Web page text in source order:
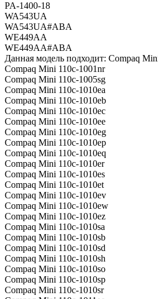
PA-1400-18
WA543UA
WA543UA#ABA
WE449AA
WE449AA#ABA
Данная модель подходит: Compaq
Compaq Mini 110c-1001nr
Compaq Mini 110c-1005sg
Compaq Mini 110c-1010ea
Compaq Mini 110c-1010eb
Compaq Mini 110c-1010ec
Compaq Mini 110c-1010ee
Compaq Mini 110c-1010eg
Compaq Mini 110c-1010ep
Compaq Mini 110c-1010eq
Compaq Mini 110c-1010er
Compaq Mini 110c-1010es
Compaq Mini 110c-1010et
Compaq Mini 110c-1010ev
Compaq Mini 110c-1010ew
Compaq Mini 110c-1010ez
Compaq Mini 110c-1010sa
Compaq Mini 110c-1010sb
Compaq Mini 110c-1010sd
Compaq Mini 110c-1010sh
Compaq Mini 110c-1010so
Compaq Mini 110c-1010sp
Compaq Mini 110c-1010sr